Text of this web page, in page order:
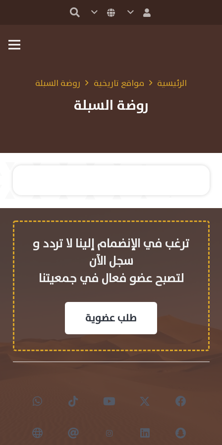
الرئيسية مواقع تاريخية روضة السبلة
روضة السبلة
ترغب في الإنضمام إلينا لا تردد و
سجل الآن
لتصبح عضو فعال في جمعيتنا
طلب عضوية